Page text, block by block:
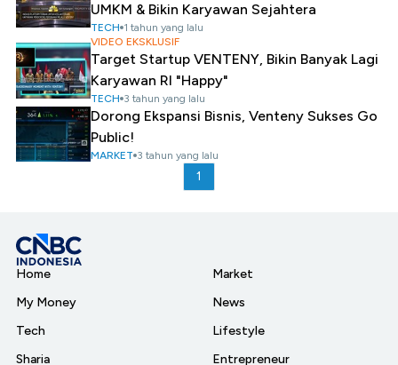
UMKM & Bikin Karyawan Sejahtera
TECH 1 tahun yang lalu
VIDEO EKSKLUSIF
Target Startup VENTENY, Bikin Banyak Lagi
Karyawan RI "Happy"
TECH 3 tahun yang lalu
Dorong Ekspansi Bisnis, Venteny Sukses Go
Public!
MARKET 3 tahun yang lalu
1
Home
My Money
Tech
Sharia
Market
News
Lifestyle
Entrepreneur